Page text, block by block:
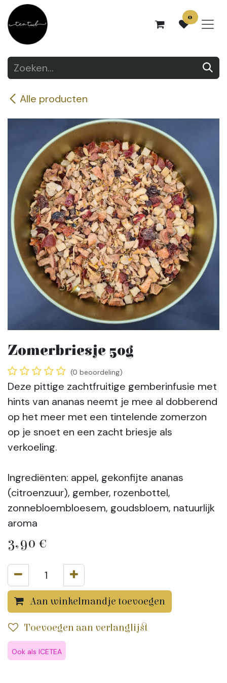
Overslaan naar inhoud
0
Alle producten
Zomerbriesje 50g
(0 beoordeling)
Deze pittige zachtfruitige gemberinfusie met
hints van ananas neemt je mee al dobberend
op het meer met een tintelende zomerzon
op je snoet en een zacht briesje als
verkoeling.
Ingrediënten: appel, gekonfijte ananas
(citroenzuur), gember, rozenbottel,
zonnebloembloesem, goudsbloem, natuurlijk
aroma
3,90 €
Aan winkelmandje toevoegen
Toevoegen aan verlanglijst
Ook als ICETEA